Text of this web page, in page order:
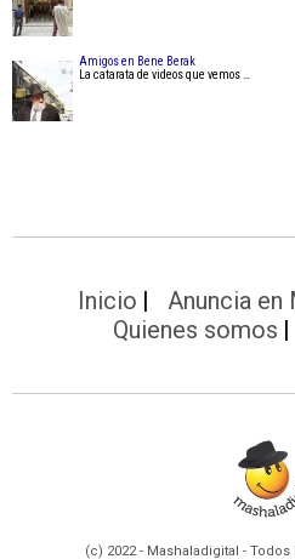
Amigos en Bene Berak
La catarata de videos que vemos …
Inicio
Anuncia en
Quienes somos
(c) 2022 - Mashaladigital -